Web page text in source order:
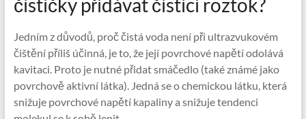
čističky přidávat čisticí roztok?
Jedním z důvodů, proč čistá voda není při ultrazvukovém
čištění příliš účinná, je to, že její povrchové napětí odolává
kavitaci. Proto je nutné přidat smáčedlo (také známé jako
povrchově aktivní látka). Jedná se o chemickou látku, která
snižuje povrchové napětí kapaliny a snižuje tendenci